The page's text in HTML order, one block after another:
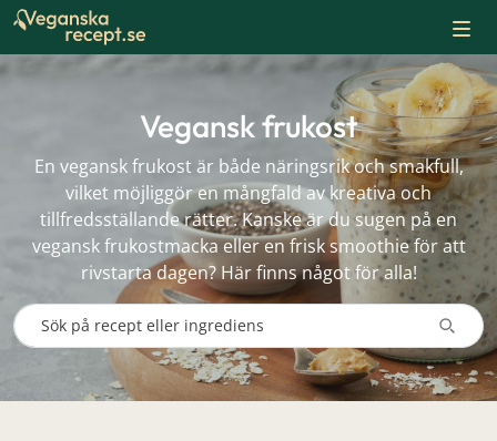
Skip
content
Vegansk frukost
En vegansk frukost är både näringsrik och smakfull,
vilket möjliggör en mångfald av kreativa och
tillfredsställande rätter. Kanske är du sugen på en
vegansk frukostmacka eller en frisk smoothie för att
rivstarta dagen? Här finns något för alla!